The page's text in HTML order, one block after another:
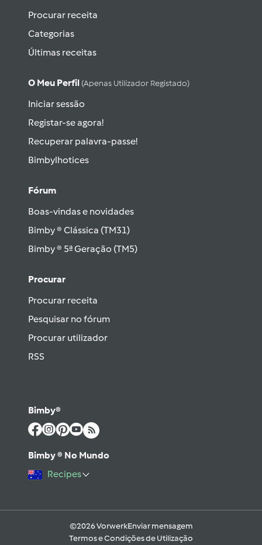
Procurar receita
Categorias
Últimas receitas
O Meu Perfil (apenas Utilizador Registado)
Iniciar sessão
Registar-se agora!
Recuperar palavra-passe!
Bimbylhotices
Fórum
Boas-vindas e novidades
Bimby ® Clássica (TM31)
Bimby ® 5ª Geração (TM5)
Procurar
Procurar receita
Pesquisar no fórum
Procurar utilizador
RSS
Bimby®
Bimby ® No Mundo
Recipes
©2026 VorwerkEnviar mensagem
Termos e Condições de Utilização